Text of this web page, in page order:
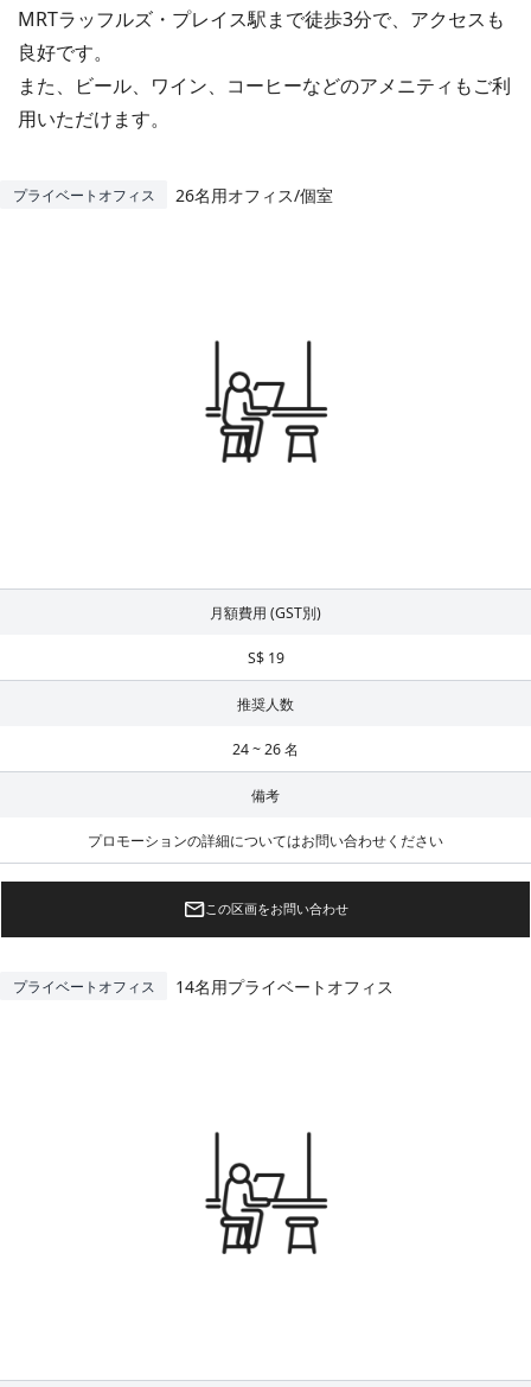
MRTラッフルズ・プレイス駅まで徒歩3分で、アクセスも
良好です。
また、ビール、ワイン、コーヒーなどのアメニティもご利
用いただけます。
プライベートオフィス 26名用オフィス/個室
月額費用 (GST別)
S$ 19
推奨人数
24 ~ 26 名
備考
プロモーションの詳細についてはお問い合わせください
この区画をお問い合わせ
プライベートオフィス 14名用プライベートオフィス